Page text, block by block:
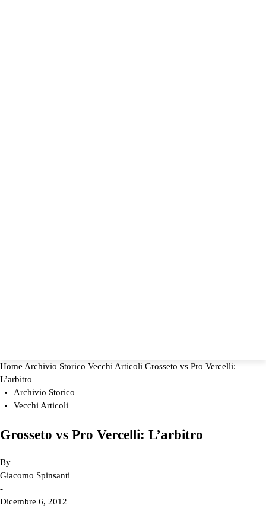
Home Archivio Storico Vecchi Articoli Grosseto vs Pro Vercelli:
L’arbitro
Archivio Storico
Vecchi Articoli
Grosseto vs Pro Vercelli: L’arbitro
By
Giacomo Spinsanti
-
Dicembre 6, 2012